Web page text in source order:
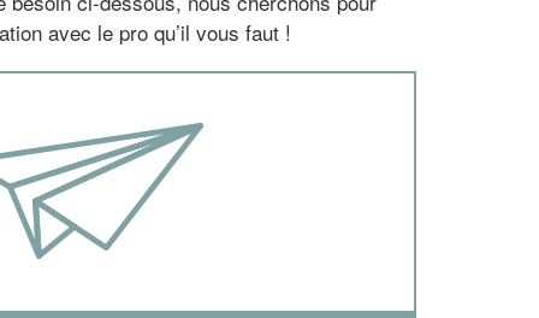
avec le pro qu’il vous faut !